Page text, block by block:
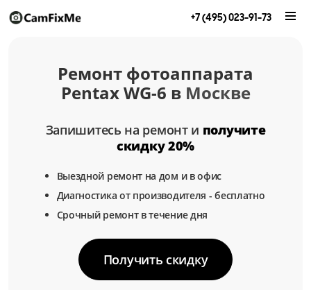
+7 (495) 023-91-73
Ремонт фотоаппарата
Pentax WG-6 в Москве
Запишитесь на ремонт и получите
скидку 20%
Выездной ремонт на дом и в офис
Диагностика от производителя - бесплатно
Срочный ремонт в течение дня
Получить скидку